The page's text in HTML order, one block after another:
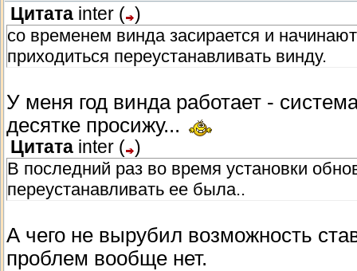
Цитата inter ( )
со временем винда засирается и
приходиться переустанавливать винду.
У меня год винда работает -
десятке просижу...
Цитата inter ( )
В последний раз во время установки
переустанавливать ее была..
А чего не вырубил возможность
проблем вообще нет.